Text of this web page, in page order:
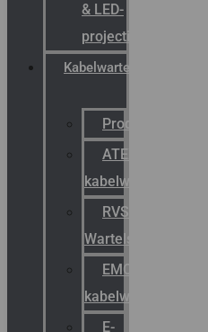
& LED-
projectie
Kabelwartels
Productcatalogus
ATEX
kabelwartels
RVS
Wartels
EMC
kabelwartels
E-